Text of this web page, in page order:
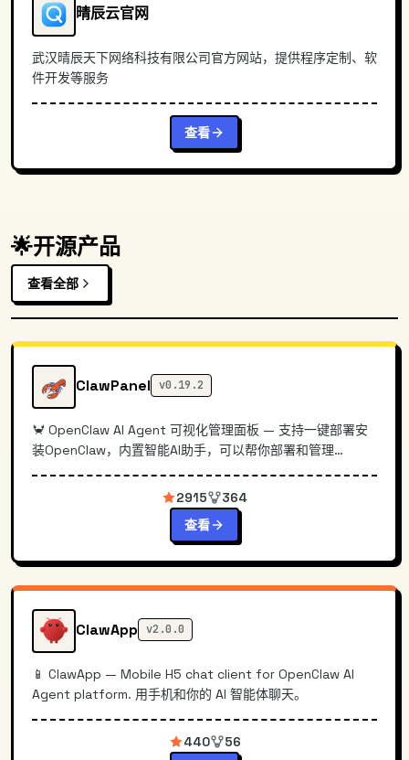
晴辰云官网
武汉晴辰天下网络科技有限公司官方网站，提供程序定制、软
件开发等服务
查看
🌟开源产品
查看全部
ClawPanel v0.19.2
🦀 OpenClaw AI Agent 可视化管理面板 — 支持一键部署安
装OpenClaw，内置智能AI助手，可以帮你部署和管理
2915
364
查看
ClawApp v2.0.0
📱 ClawApp — Mobile H5 chat client for OpenClaw AI
Agent platform. 用手机和你的 AI 智能体聊天。
440
56